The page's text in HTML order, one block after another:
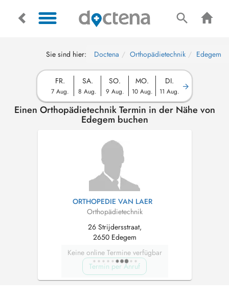
Sie sind hier: Doctena Orthopädietechnik Edegem
FR.
7 Aug.
SA.
8 Aug.
SO.
9 Aug.
MO.
10 Aug.
DI.
11 Aug.
Einen Orthopädietechnik Termin in der Nähe von
Edegem buchen
ORTHOPEDIE VAN LAER
Orthopädietechnik
26 Strijdersstraat,
2650 Edegem
Keine online Termine verfügbar
Termin per Anruf